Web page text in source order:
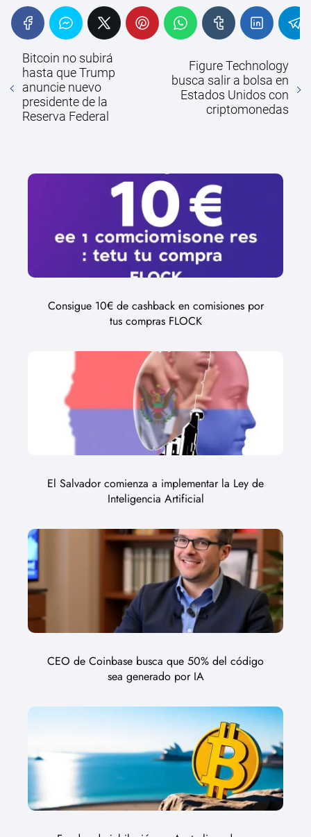
Bitcoin no subirá
hasta que Trump
anuncie nuevo
presidente de la
Reserva Federal
Figure Technology
busca salir a bolsa en
Estados Unidos con
criptomonedas
Consigue 10€ de cashback en comisiones por
tus compras FLOCK
El Salvador comienza a implementar la Ley de
Inteligencia Artificial
CEO de Coinbase busca que 50% del código
sea generado por IA